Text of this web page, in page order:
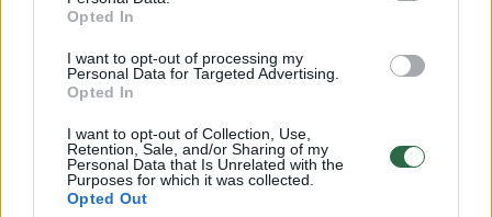
Opted In
I want to opt-out of processing my
Personal Data for Targeted Advertising.
Opted In
I want to opt-out of Collection, Use,
Retention, Sale, and/or Sharing of my
Personal Data that Is Unrelated with the
Purposes for which it was collected.
Opted Out
Ukrainos politikoje: jis yra neteisus
Laidos
00:00:59
Nufilmavo, kaip patvino Vilniaus Vakarinis aplinkkelis:
vaizdas pribloškia